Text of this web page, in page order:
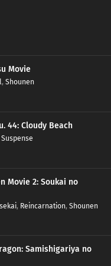
Movie
, Shounen
44: Cloudy Beach
Suspense
Movie 2: Soukai no
, Reincarnation, Shounen
Samishigariya no